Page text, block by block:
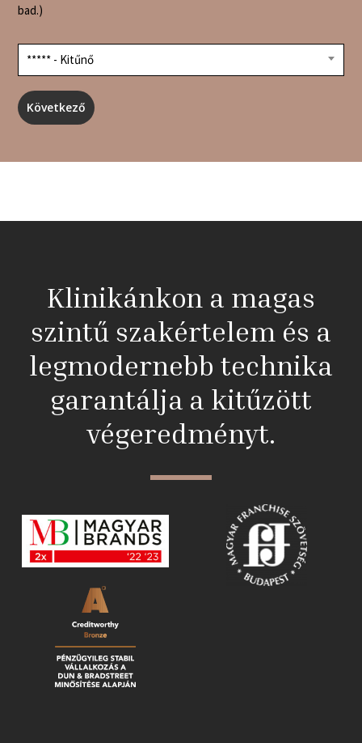
bad.)
***** - Kitűnő
Klinikánkon a magas
szintű szakértelem és a
legmodernebb technika
garantálja a kitűzött
végeredményt.